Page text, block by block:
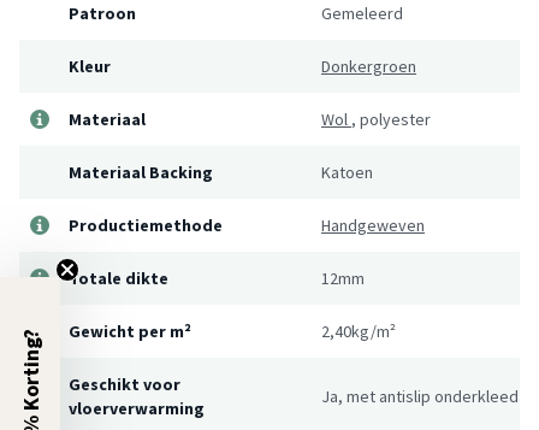
Patroon Gemeleerd
Kleur Donkergroen
Materiaal Wol , polyester
Materiaal Backing Katoen
Productiemethode Handgeweven
Totale dikte 12mm
Gewicht per m² 2,40kg/m²
Geschikt voor
vloerverwarming
Ja, met antislip onderkleed
5% Korting?